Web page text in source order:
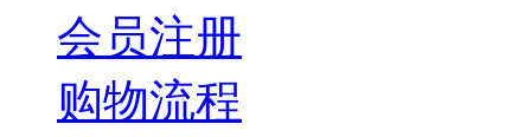
会员注册
购物流程